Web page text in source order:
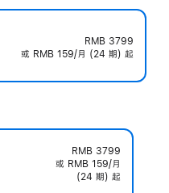
RMB 3799
或 RMB 159/月 (24 期) 起
RMB 3799
或 RMB 159/月
(24 期) 起